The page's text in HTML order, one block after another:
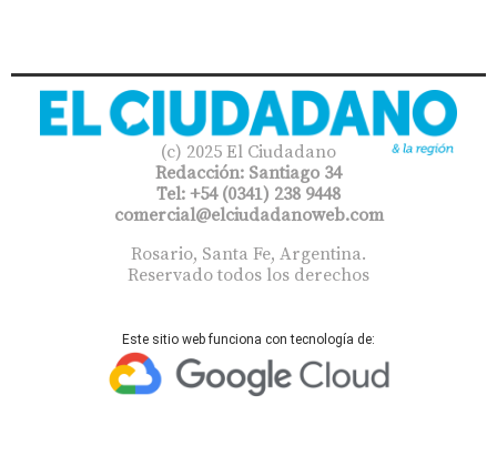
(c) 2025 El Ciudadano
Redacción: Santiago 34
Tel: +54 (0341) 238 9448
comercial@elciudadanoweb.com​
Rosario, Santa Fe, Argentina.
Reservado todos los derechos
Este sitio web funciona con tecnología de: